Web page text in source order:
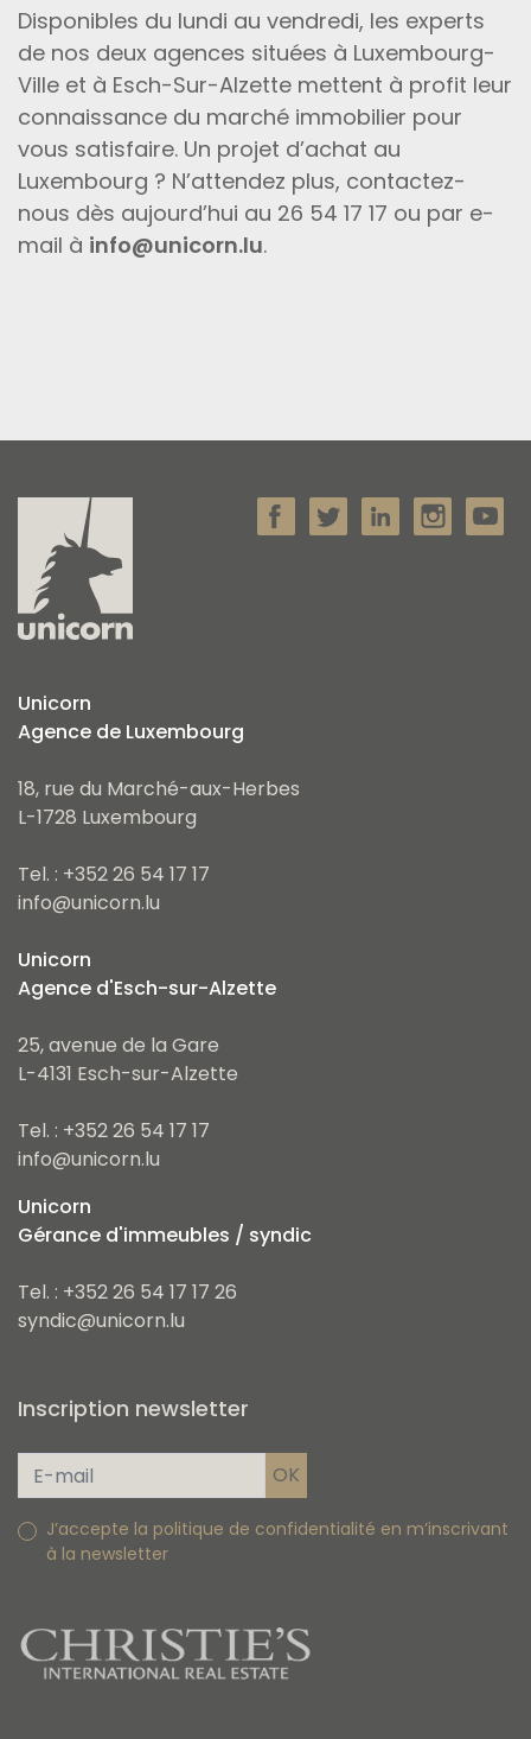
Disponibles du lundi au vendredi, les experts
de nos deux agences situées à Luxembourg-
Ville et à Esch-Sur-Alzette mettent à profit leur
connaissance du marché immobilier pour
vous satisfaire. Un projet d’achat au
Luxembourg ? N’attendez plus, contactez-
nous dès aujourd’hui au 26 54 17 17 ou par e-
mail à info@unicorn.lu.
Unicorn
Agence de Luxembourg
18, rue du Marché-aux-Herbes
L-1728 Luxembourg
Tel. : +352 26 54 17 17
info@unicorn.lu
Unicorn
Agence d'Esch-sur-Alzette
25, avenue de la Gare
L-4131 Esch-sur-Alzette
Tel. : +352 26 54 17 17
info@unicorn.lu
Unicorn
Gérance d'immeubles / syndic
Tel. : +352 26 54 17 17 26
syndic@unicorn.lu
Inscription newsletter
J’accepte la politique de confidentialité en m’inscrivant
à la newsletter